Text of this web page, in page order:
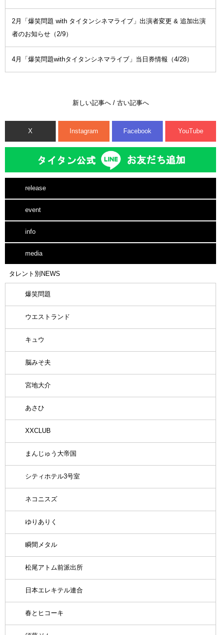
2月「爆笑問題 with タイタンシネマライブ」出演者変更 & 追加出演
者のお知らせ（2/9）
4月「爆笑問題withタイタンシネマライブ」当日券情報（4/28）
新しい記事へ/ 古い記事へ
X Instagram Facebook YouTube
release
event
info
media
タレント別NEWS
爆笑問題
ウエストランド
キュウ
脳みそ夫
宮地大介
あさひ
XXCLUB
まんじゅう大帝国
シティホテル3号室
ネコニスズ
ゆりありく
瞬間メタル
松尾アトム前派出所
日本エレキテル連合
春とヒコーキ